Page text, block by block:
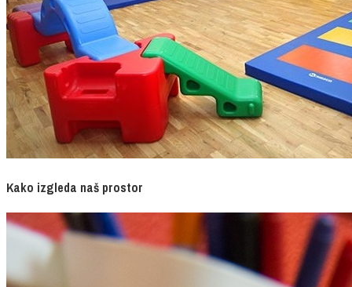
Kako izgleda naš prostor